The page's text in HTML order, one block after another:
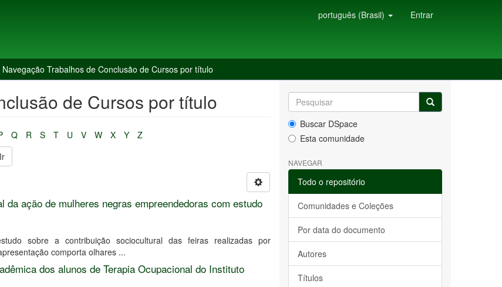
português (Brasil) Entrar
Navegação Trabalhos de Conclusão de Cursos por título
de Cursos por título
Q R S T U V W X Y
Z
Ir
ação de mulheres negras empreendedoras com estudo
sobre a contribuição sociocultural das feiras realizadas por
comporta olhares ...
dos alunos de Terapia Ocupacional do Instituto
Buscar DSpace
Esta comunidade
NAVEGAR
Todo o repositório
Comunidades e Coleções
Por data do documento
Autores
Títulos